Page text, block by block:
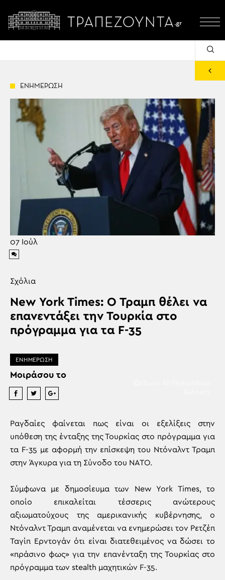
ΕΝΗΜΕΡΩΣΗ
07 Ιούλ
Σχόλια
New York Times: Ο Τραμπ θέλει να
επανεντάξει την Τουρκία στο
πρόγραμμα για τα F-35
ΕΝΗΜΕΡΩΣΗ
Μοιράσου το
Ραγδαίες φαίνεται πως είναι οι εξελίξεις στην
υπόθεση της ένταξης της Τουρκίας στο πρόγραμμα για
τα F-35 με αφορμή την επίσκεψη του Ντόναλντ Τραμπ
στην Άγκυρα για τη Σύνοδο του ΝΑΤΟ.
Σύμφωνα με δημοσίευμα των New York Times, το
οποίο επικαλείται τέσσερις ανώτερους
αξιωματούχους της αμερικανικής κυβέρνησης, ο
Ντόναλντ Τραμπ αναμένεται να ενημερώσει τον Ρετζέπ
Ταγίπ Ερντογάν ότι είναι διατεθειμένος να δώσει το
«πράσινο φως» για την επανένταξη της Τουρκίας στο
πρόγραμμα των stealth μαχητικών F-35.